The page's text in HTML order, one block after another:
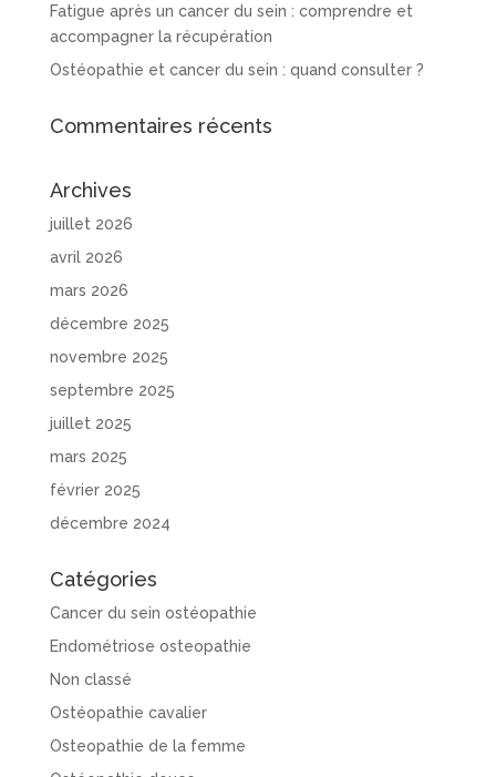
Fatigue après un cancer du sein : comprendre et
accompagner la récupération
Ostéopathie et cancer du sein : quand consulter ?
Commentaires récents
Archives
juillet 2026
avril 2026
mars 2026
décembre 2025
novembre 2025
septembre 2025
juillet 2025
mars 2025
février 2025
décembre 2024
Catégories
Cancer du sein ostéopathie
Endométriose osteopathie
Non classé
Ostéopathie cavalier
Osteopathie de la femme